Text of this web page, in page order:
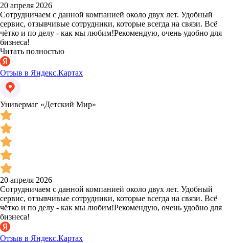
20 апреля 2026
Сотрудничаем с данной компанией около двух лет. Удобный
сервис, отзывчивые сотрудники, которые всегда на связи. Всё
чётко и по делу - как мы любим!Рекомендую, очень удобно для
бизнеса!
Читать полностью
Отзыв в Яндекс.Картах
Универмаг «Детский Мир»
20 апреля 2026
Сотрудничаем с данной компанией около двух лет. Удобный
сервис, отзывчивые сотрудники, которые всегда на связи. Всё
чётко и по делу - как мы любим!Рекомендую, очень удобно для
бизнеса!
Отзыв в Яндекс.Картах